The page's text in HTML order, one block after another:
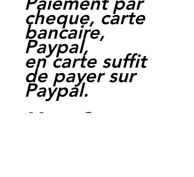
cheque, carte
bancaire,
Paypal,
en carte suffit
de payer sur
Paypal.
Moto Casse